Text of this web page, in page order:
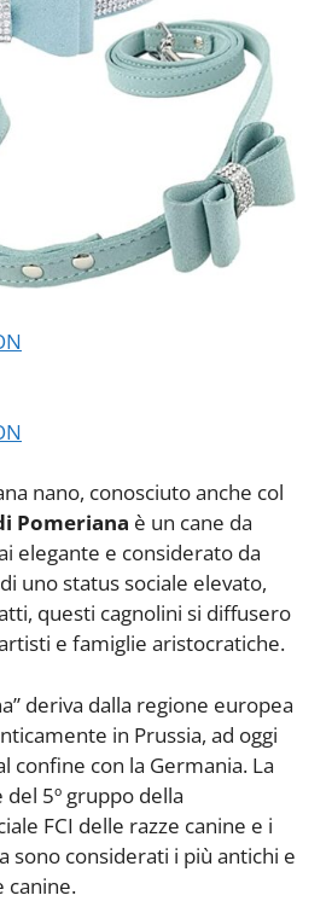
nano, conosciuto anche col
Pomeriana è un cane da
elegante e considerato da
uno status sociale elevato,
questi cagnolini si diffusero
e famiglie aristocratiche.
deriva dalla regione europea
in Prussia, ad oggi
confine con la Germania. La
5º gruppo della
FCI delle razze canine e i
sono considerati i più antichi e
canine.